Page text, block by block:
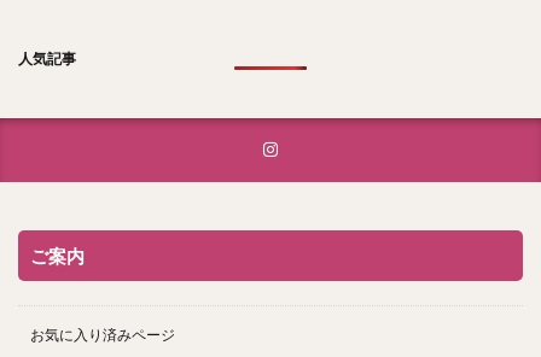
人気記事
ご案内
お気に入り済みページ